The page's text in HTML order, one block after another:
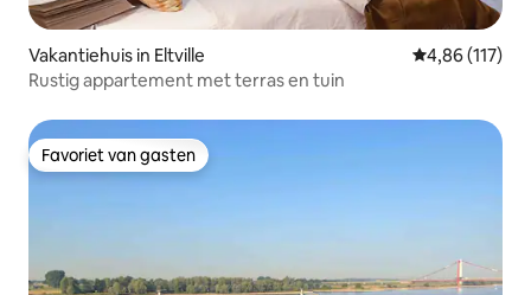
Vakantiehuis in Eltville Gemiddelde
4,86 (117)
Rustig appartement met terras en tuin
Favoriet van gasten
Favoriet van gasten